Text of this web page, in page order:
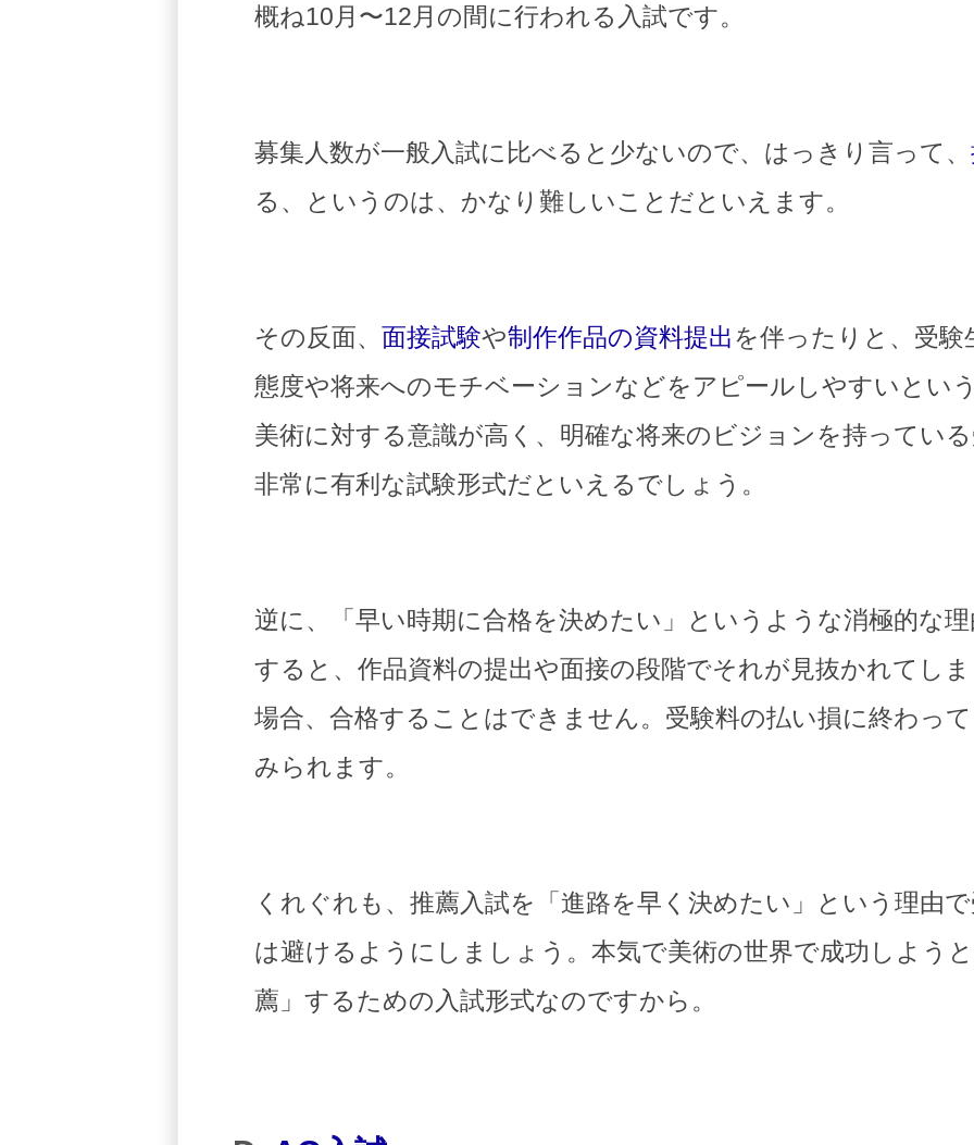
概ね10月〜12月の間に行われる入試です。
募集人数が一般入試に比べると少ないので、はっきり言って、
る、というのは、かなり難しいことだといえます。
その反面、 面接試験や制作作品の資料提出を伴ったりと、受
態度や将来へのモチベーションなどをアピールしやすいとい
美術に対する意識が高く、明確な将来のビジョンを持ってい
非常に有利な試験形式だといえるでしょう。
逆に、「早い時期に合格を決めたい」というような消極的な
すると、作品資料の提出や面接の段階でそれが見抜かれてし
場合、合格することはできません。受験料の払い損に終わっ
みられます。
くれぐれも、推薦入試を「進路を早く決めたい」という理由
は避けるようにしましょう。本気で美術の世界で成功しよう
薦」するための入試形式なのですから。